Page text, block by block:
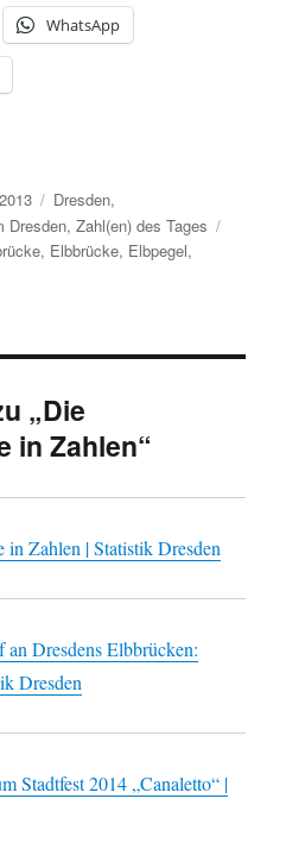
WhatsApp
Kategorien
Dresden,
Dresden,Zahl(en) des Tages
, Elbbrücke, Elbpegel,
„Die
in Zahlen“
Zahlen | Statistik Dresden
an Dresdens Elbbrücken:
Dresden
Stadtfest 2014 „Canaletto“ |